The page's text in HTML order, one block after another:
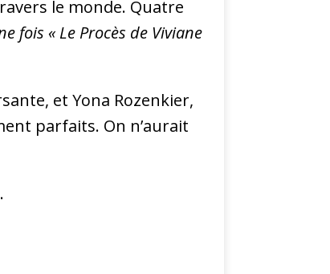
le monde. Quatre
fois « Le Procès de Viviane
et Yona Rozenkier,
parfaits. On n’aurait